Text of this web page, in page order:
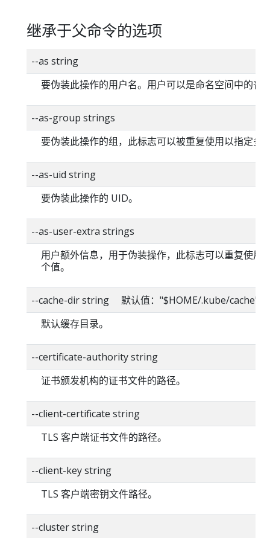
继承于父命令的选项
--as string
要伪装此操作的用户名。用户可以是命名空间中的普
--as-group strings
要伪装此操作的组，此标志可以被重复使用以指定多
--as-uid string
要伪装此操作的 UID。
--as-user-extra strings
用户额外信息，用于伪装操作，此标志可以重复使用
个值。
--cache-dir string 默认值："$HOME/.kube/cache"
默认缓存目录。
--certificate-authority string
证书颁发机构的证书文件的路径。
--client-certificate string
TLS 客户端证书文件的路径。
--client-key string
TLS 客户端密钥文件路径。
--cluster string